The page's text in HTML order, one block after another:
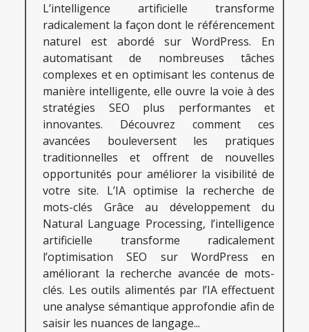
L’intelligence artificielle transforme
radicalement la façon dont le référencement
naturel est abordé sur WordPress. En
automatisant de nombreuses tâches
complexes et en optimisant les contenus de
manière intelligente, elle ouvre la voie à des
stratégies SEO plus performantes et
innovantes. Découvrez comment ces
avancées bouleversent les pratiques
traditionnelles et offrent de nouvelles
opportunités pour améliorer la visibilité de
votre site. L’IA optimise la recherche de
mots-clés Grâce au développement du
Natural Language Processing, l’intelligence
artificielle transforme radicalement
l’optimisation SEO sur WordPress en
améliorant la recherche avancée de mots-
clés. Les outils alimentés par l’IA effectuent
une analyse sémantique approfondie afin de
saisir les nuances de langage...